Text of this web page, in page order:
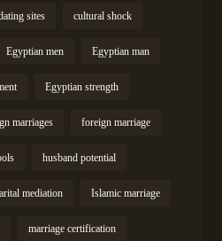
cultural shock
sites
Egyptian man
Egyptian men
Egyptian strength
foreign marriage
marriages
husband potential
Islamic marriage
mediation
marriage certification